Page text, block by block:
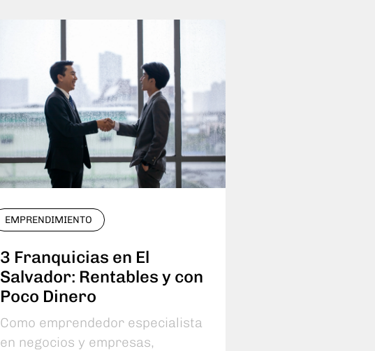
EMPRENDIMIENTO
3 Franquicias en El
Salvador: Rentables y con
Poco Dinero
Como emprendedor especialista
en negocios y empresas,